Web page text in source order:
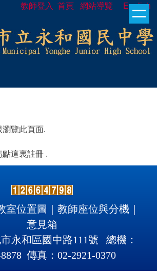
教師登入 首頁 網站導覽 English
覽此頁面.
點這裏註冊 .
室位置圖 ｜ 教師座位與分機 ｜
意見箱
市永和區國中路111號 總機：
傳真：02-2921-0370